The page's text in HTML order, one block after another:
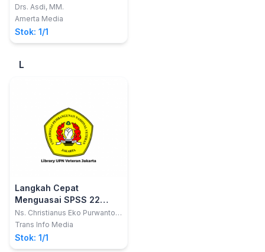
Pasien
Drs. Asdi, MM.
Amerta Media
Stok: 1/1
L
Langkah Cepat
Menguasai SPSS 22
(Entry, Coding Data,
Analisis Data dan
Interpretasi Hasil)
Ns. Christianus Eko Purwanto
Widoroni, M.Kep.; Assoc. Prof.
MM.
Trans Info Media
Stok: 1/1